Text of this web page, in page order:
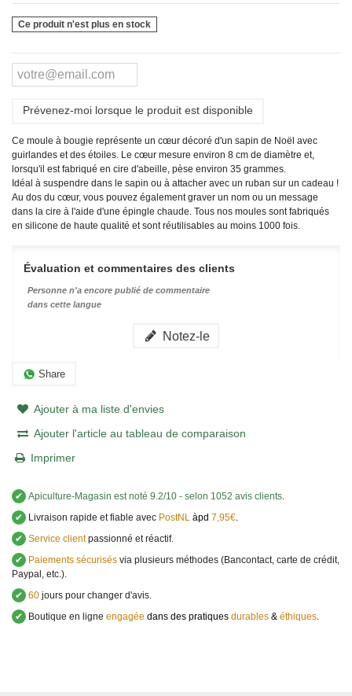
Ce produit n'est plus en stock
Prévenez-moi lorsque le produit est disponible
Ce moule à bougie représente un cœur décoré d'un sapin de Noël avec
guirlandes et des étoiles. Le cœur mesure environ 8 cm de diamètre et,
lorsqu'il est fabriqué en cire d'abeille, pèse environ 35 grammes.
Idéal à suspendre dans le sapin ou à attacher avec un ruban sur un cadeau !
Au dos du cœur, vous pouvez également graver un nom ou un message
dans la cire à l'aide d'une épingle chaude. Tous nos moules sont fabriqués
en silicone de haute qualité et sont réutilisables au moins 1000 fois.
Évaluation et commentaires des clients
Personne n'a encore publié de commentaire
dans cette langue
Notez-le
Share
Ajouter à ma liste d'envies
Ajouter l'article au tableau de comparaison
Imprimer
✔ Apiculture-Magasin est noté 9.2/10 - selon 1052 avis clients.
✔
Livraison rapide et fiable avec PostNL àpd 7,95€.
✔ Service clientpassionné et réactif.
✔
Paiements sécurisés via plusieurs méthodes (Bancontact, carte de crédit,
Paypal, etc.).
✔ 60 jours pour changer d'avis.
✔
Boutique en ligne engagée dans des pratiques durables & éthiques.